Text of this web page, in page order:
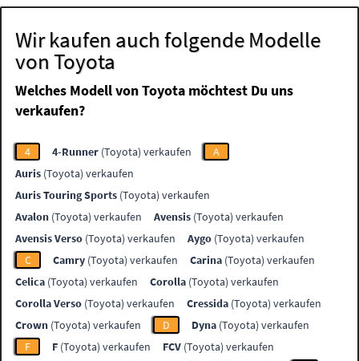
Wir kaufen auch folgende Modelle
von Toyota
Welches Modell von Toyota möchtest Du uns
verkaufen?
4 4-Runner (Toyota) verkaufen
A
Auris (Toyota) verkaufen
Auris Touring Sports (Toyota) verkaufen
Avalon (Toyota) verkaufen Avensis (Toyota) verkaufen
Avensis Verso (Toyota) verkaufen Aygo (Toyota) verkaufen
C
Camry (Toyota) verkaufen Carina (Toyota) verkaufen
Celica (Toyota) verkaufen Corolla (Toyota) verkaufen
Corolla Verso (Toyota) verkaufen Cressida (Toyota) verkaufen
Crown (Toyota) verkaufen D Dyna (Toyota) verkaufen
F
F (Toyota) verkaufen FCV (Toyota) verkaufen